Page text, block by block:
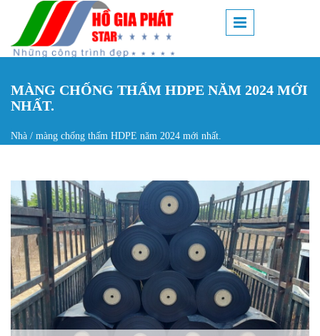
Nhảy đến nội dung
MÀNG CHỐNG THẤM HDPE NĂM 2024 MỚI
NHẤT.
Bạn đang ở đây
Nhà / màng chống thấm HDPE năm 2024 mới nhất.